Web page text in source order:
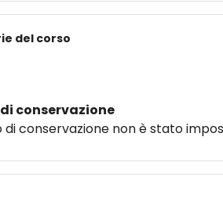
del corso
conservazione
di conservazione non è stato